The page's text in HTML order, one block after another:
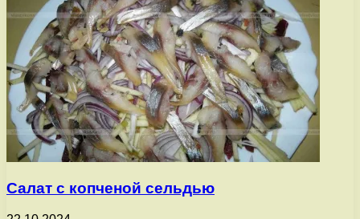
Салат с копченой сельдью